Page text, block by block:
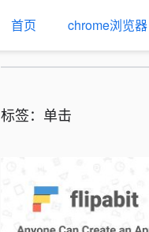
首页 chrome浏览器
标签：单击